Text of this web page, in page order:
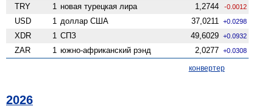
TRY 1 новая турецкая лира 1,2744 -0.0012
USD 1 доллар США 37,0211 +0.0298
XDR 1 СПЗ 49,6029 +0.0932
ZAR 1 южно-африканский рэнд 2,0277 +0.0308
конвертер
2026